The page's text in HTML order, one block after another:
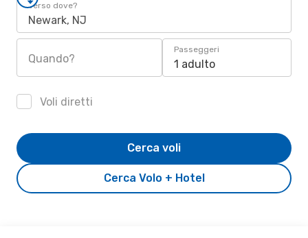
Verso dove?
Newark, NJ
Quando?
Passeggeri
1 adulto
Voli diretti
Cerca Volo + Hotel
Cerca voli